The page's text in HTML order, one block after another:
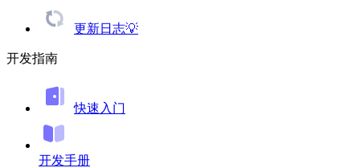
更新日志💡
开发指南
快速入门
开发手册